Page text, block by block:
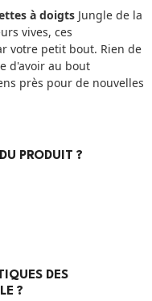
à doigts Jungle de la
vives, ces
votre petit bout. Rien de
d'avoir au bout
près pour de nouvelles
PRODUIT ?
DES
?